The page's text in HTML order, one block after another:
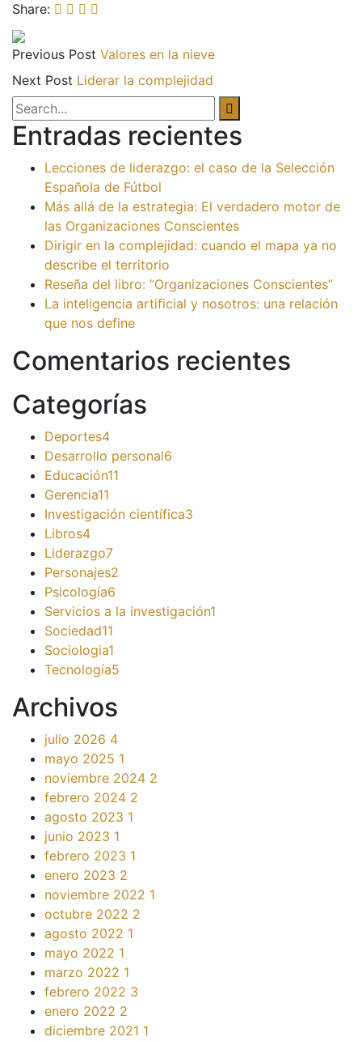
Share:
Previous Post Valores en la nieve
Next Post Liderar la complejidad
Entradas recientes
Lecciones de liderazgo: el caso de la Selección
Española de Fútbol
Más allá de la estrategia: El verdadero motor de
las Organizaciones Conscientes
Dirigir en la complejidad: cuando el mapa ya no
describe el territorio
Reseña del libro: “Organizaciones Conscientes”
La inteligencia artificial y nosotros: una relación
que nos define
Comentarios recientes
Categorías
Deportes4
Desarrollo personal6
Educación11
Gerencia11
Investigación científica3
Libros4
Liderazgo7
Personajes2
Psicología6
Servicios a la investigación1
Sociedad11
Sociologia1
Tecnología5
Archivos
julio 2026 4
mayo 2025 1
noviembre 2024 2
febrero 2024 2
agosto 2023 1
junio 2023 1
febrero 2023 1
enero 2023 2
noviembre 2022 1
octubre 2022 2
agosto 2022 1
mayo 2022 1
marzo 2022 1
febrero 2022 3
enero 2022 2
diciembre 2021 1